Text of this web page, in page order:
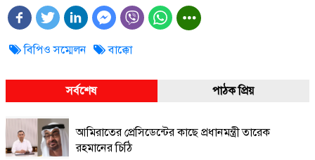
বিপিও সম্মেলন বাক্কো
সর্বশেষ পাঠক প্রিয়
আমিরাতের প্রেসিডেন্টের কাছে প্রধানমন্ত্রী তারেক
রহমানের চিঠি